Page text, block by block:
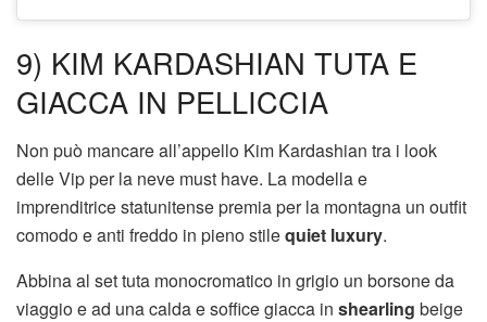
9) KIM KARDASHIAN TUTA E
GIACCA IN PELLICCIA
Non può mancare all’appello Kim Kardashian tra i look
delle Vip per la neve must have. La modella e
imprenditrice statunitense premia per la montagna un outfit
comodo e anti freddo in pieno stilequiet luxury.
Abbina al set tuta monocromatico in grigio un borsone da
viaggio e ad una calda e soffice giacca in shearling beige